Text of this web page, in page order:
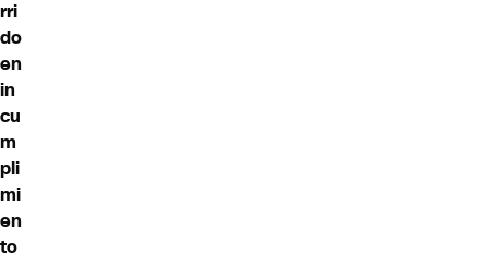
rri
do
en
in
cu
m
pli
mi
en
to